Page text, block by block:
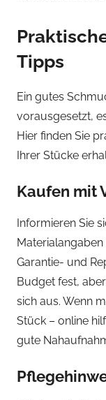
Tipps
Ein gutes
vorausgesetzt,
Hier finden Sie
Ihrer Stücke
Kaufen mit
Informieren Sie
Garantie- und
Budget fest,
sich aus. Wenn
Stück – online
gute